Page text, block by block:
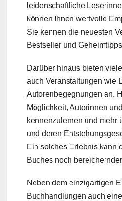
leidenschaftliche
können Ihnen wertvolle
Sie kennen die neuesten
Bestseller und
Darüber hinaus bieten
auch Veranstaltungen wie
Autorenbegegnungen an.
Möglichkeit, Autorinnen
kennenzulernen und mehr
und deren
Ein solches Erlebnis kann
Buches noch
Neben dem einzigartigen
Buchhandlungen auch